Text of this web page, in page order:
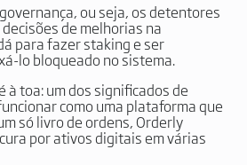
ou seja, os detentores
de melhorias na
para fazer staking e ser
lo bloqueado no sistema.
à toa: um dos significados de
como uma plataforma que
só livro de ordens, Orderly
por ativos digitais em várias